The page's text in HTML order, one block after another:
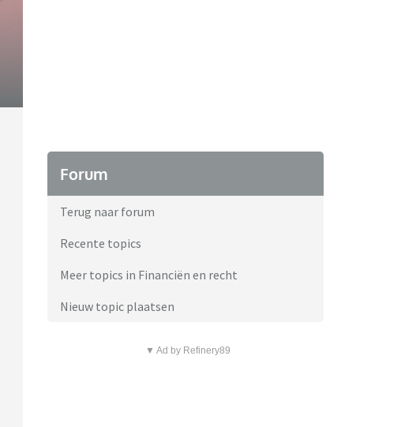
Forum
Terug naar forum
Recente topics
Meer topics in Financiën en recht
Nieuw topic plaatsen
▼ Ad by Refinery89